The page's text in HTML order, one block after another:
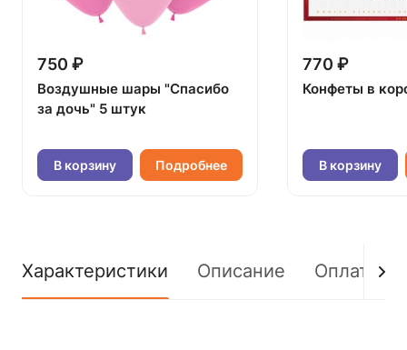
750 ₽
Воздушные шары "Спасибо
за дочь" 5 штук
В корзину Подробнее
770 ₽
Конфеты в
В корзину
Характеристики Описание Оплата